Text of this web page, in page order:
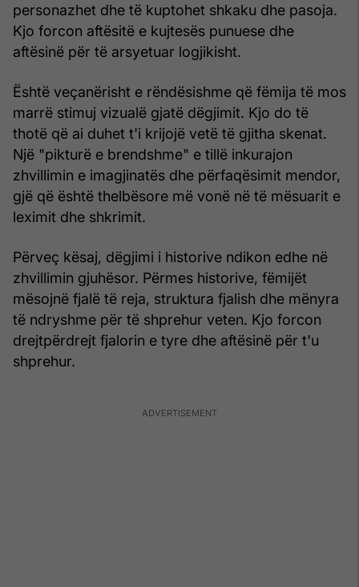
personazhet dhe të kuptohet shkaku dhe pasoja.
Kjo forcon aftësitë e kujtesës punuese dhe
aftësinë për të arsyetuar logjikisht.
Është veçanërisht e rëndësishme që fëmija të mos
marrë stimuj vizualë gjatë dëgjimit. Kjo do të
thotë që ai duhet t'i krijojë vetë të gjitha skenat.
Një "pikturë e brendshme" e tillë inkurajon
zhvillimin e imagjinatës dhe përfaqësimit mendor,
gjë që është thelbësore më vonë në të mësuarit e
leximit dhe shkrimit.
Përveç kësaj, dëgjimi i historive ndikon edhe në
zhvillimin gjuhësor. Përmes historive, fëmijët
mësojnë fjalë të reja, struktura fjalish dhe mënyra
të ndryshme për të shprehur veten. Kjo forcon
drejtpërdrejt fjalorin e tyre dhe aftësinë për t'u
shprehur.